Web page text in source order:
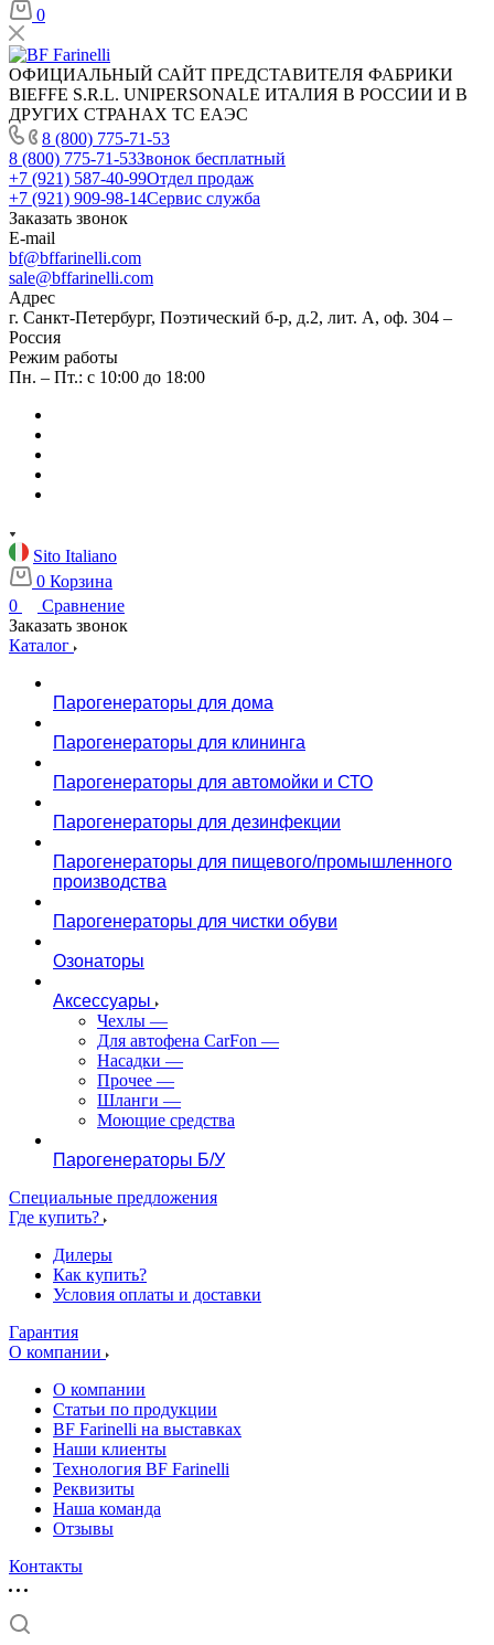
0
ОФИЦИАЛЬНЫЙ САЙТ ПРЕДСТАВИТЕЛЯ ФАБРИКИ
BIEFFE S.R.L. UNIPERSONALE ИТАЛИЯ В РОССИИ И В
ДРУГИХ СТРАНАХ ТС ЕАЭС
8 (800) 775-71-53
8 (800) 775-71-53Звонок бесплатный
+7 (921) 587-40-99Отдел продаж
+7 (921) 909-98-14Сервис служба
Заказать звонок
E-mail
bf@bffarinelli.com
sale@bffarinelli.com
Адрес
г. Санкт-Петербург, Поэтический б-р, д.2, лит. А, оф. 304 –
Россия
Режим работы
Пн. – Пт.: с 10:00 до 18:00
Sito Italiano
0 Корзина
0
Сравнение
Заказать звонок
Каталог
Парогенераторы для дома
Парогенераторы для клининга
Парогенераторы для автомойки и СТО
Парогенераторы для дезинфекции
Парогенераторы для пищевого/промышленного
производства
Парогенераторы для чистки обуви
Озонаторы
Аксессуары
Чехлы —
Для автофена CarFon —
Насадки —
Прочее —
Шланги —
Моющие средства
Парогенераторы Б/У
Специальные предложения
Где купить?
Дилеры
Как купить?
Условия оплаты и доставки
Гарантия
О компании
О компании
Статьи по продукции
BF Farinelli на выставках
Наши клиенты
Технология BF Farinelli
Реквизиты
Наша команда
Отзывы
Контакты